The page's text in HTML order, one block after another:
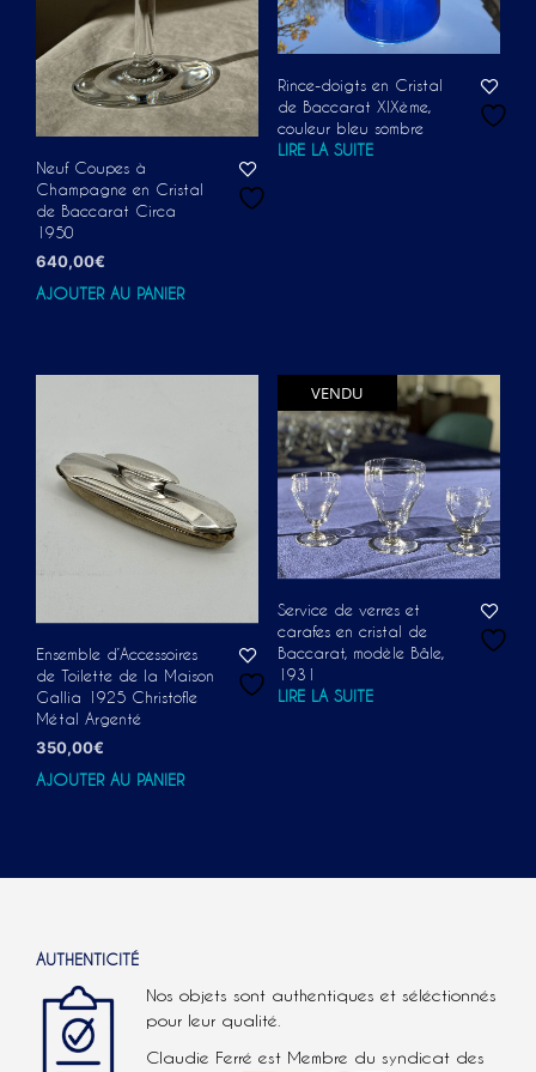
Neuf Coupes à
Champagne en Cristal
de Baccarat Circa
1950
640,00€
AJOUTER AU PANIER
Rince-doigts en Cristal
de Baccarat XIXème,
couleur bleu sombre
LIRE LA SUITE
Ensemble d’Accessoires
de Toilette de la Maison
Gallia 1925 Christofle
Métal Argenté
350,00€
AJOUTER AU PANIER
VENDU
Service de verres et
carafes en cristal de
Baccarat, modèle Bâle,
1931
LIRE LA SUITE
AUTHENTICITÉ
Nos objets sont authentiques et séléctionnés
pour leur qualité.
Claudie Ferré est Membre du syndicat des